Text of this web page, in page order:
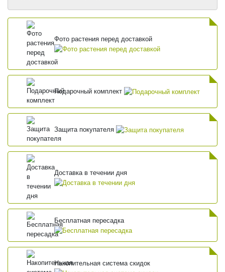
Фото растения перед доставкой
Подарочный комплект
Защита покупателя
Доставка в течении дня
Бесплатная пересадка
Накопительная система скидок